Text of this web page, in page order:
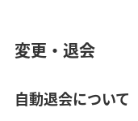
変更・退会
自動退会について